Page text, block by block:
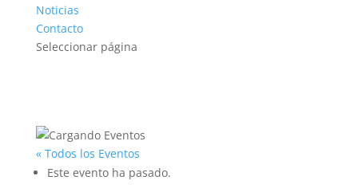
Noticias
Contacto
Seleccionar página
« Todos los Eventos
Este evento ha pasado.